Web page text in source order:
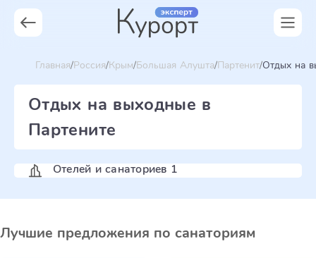
Главная Россия Крым Большая Алушта Партенит Отдых на
Отдых на выходные в
Партените
Отелей и санаториев 1
Лучшие предложения по санаториям